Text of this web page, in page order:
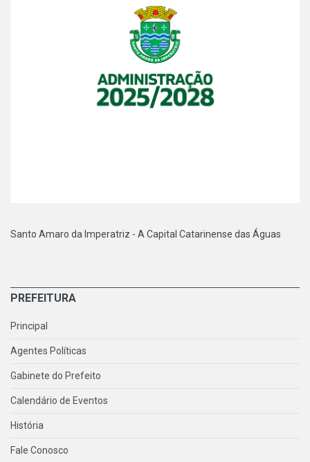
Santo Amaro da Imperatriz - A Capital Catarinense das Águas
PREFEITURA
Principal
Agentes Políticas
Gabinete do Prefeito
Calendário de Eventos
História
Fale Conosco